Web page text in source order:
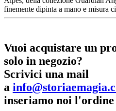
finemente dipinta a mano e misura
Vuoi acquistare un
solo in negozio?
Scrivici una mail
a
inseriamo noi l'ordine